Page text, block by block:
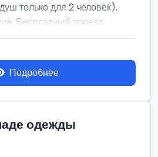
только для 2 человек).
Бесплатный проезд...
Подробнее
одежды